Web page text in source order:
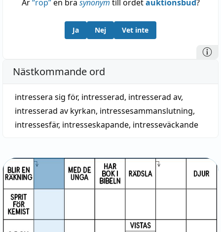
Är“rop”en bra synonym till ordetauktionsbud?
Ja Nej Vet inte
Nästkommande ord
intressera sig för, intresserad, intresserad av,
intresserad av kyrkan, intressesammanslutning,
intressesfär, intresseskapande, intresseväckande